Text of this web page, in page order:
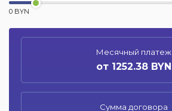
0 BYN
Месячный платеж
от 1252.38 BYN
Сумма договора